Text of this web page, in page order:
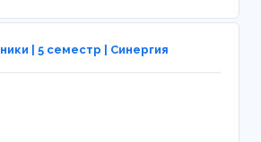
| 5 семестр | Синергия